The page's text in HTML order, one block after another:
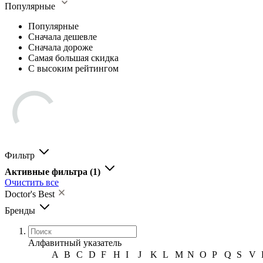
Популярные
Популярные
Сначала дешевле
Сначала дороже
Самая большая скидка
С высоким рейтингом
Фильтр
Активные фильтра (1)
Очистить все
Doctor's Best
Бренды
Алфавитный указатель
A
B C D F H I J K L M N O P Q S V